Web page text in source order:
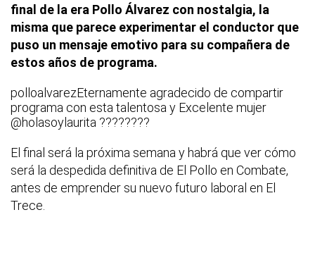
final de la era Pollo Álvarez con nostalgia, la
misma que parece experimentar el conductor que
puso un mensaje emotivo para su compañera de
estos años de programa.
polloalvarezEternamente agradecido de compartir
programa con esta talentosa y Excelente mujer
@holasoylaurita ????????
El final será la próxima semana y habrá que ver cómo
será la despedida definitiva de El Pollo en Combate,
antes de emprender su nuevo futuro laboral en El
Trece.